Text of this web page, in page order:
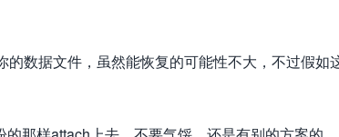
数据文件，虽然能恢复的可能性不大，不过假如